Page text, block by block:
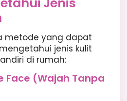
metode yang dapat
jenis kulit
di rumah:
Face (Wajah Tanpa